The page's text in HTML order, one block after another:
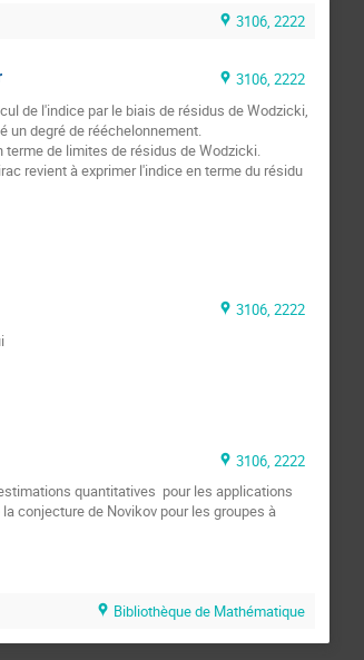
3106, 2222
3106, 2222
de l'indice par le biais de résidus de Wodzicki,
degré de rééchelonnement.
de limites de résidus de Wodzicki.
revient à exprimer l'indice en terme du résidu
3106, 2222
3106, 2222
quantitatives  pour les applications
conjecture de Novikov pour les groupes à
Bibliothèque de Mathématique